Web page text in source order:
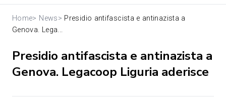
Home> News> Presidio antifascista e antinazista a
Genova. Lega...
Presidio antifascista e antinazista a
Genova. Legacoop Liguria aderisce